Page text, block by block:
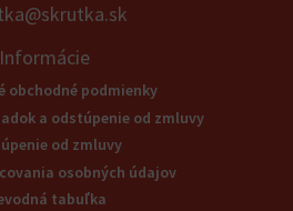
Informácie
obchodné podmienky
a odstúpenie od zmluvy
od zmluvy
osobných údajov
tabuľka